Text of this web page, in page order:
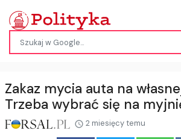
Zakaz mycia auta na
Trzeba wybrać się na
2 miesięcy temu